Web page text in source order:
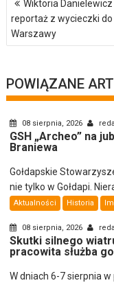
wpisu
Wiktoria Danielewicz
reportaż z wycieczki do
Warszawy
POWIĄZANE
08 sierpnia, 2026
GSH „Archeo” na
Braniewa
Gołdapskie
nie tylko w Gołdapi.
Aktualności Historia
08 sierpnia, 2026
Skutki silnego
pracowita służba
W dniach 6-7 sierpnia